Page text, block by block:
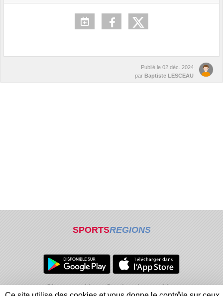
Publié le 02 déc. 2024
par Baptiste LESCEAU
SPORTSREGIONS
Charte cookies
Gestion des cookies